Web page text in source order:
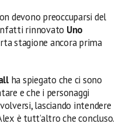
devono preoccuparsi del
rinnovato Uno
stagione ancora prima
ha spiegato che ci sono
e che i personaggi
lasciando intendere
è tutt’altro che concluso.